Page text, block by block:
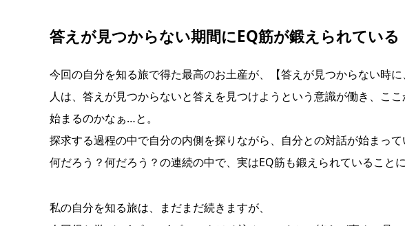
答えが見つからない期間にEQ筋が鍛えられている
今回の自分を知る旅で得た最高のお土産が、【答えが見つからない時に
人は、答えが見つからないと答えを見つけようという意識が働き、こ
始まるのかなぁ…と。
探求する過程の中で自分の内側を探りながら、自分との対話が始まって
何だろう？何だろう？の連続の中で、実はEQ筋も鍛えられていることに
私の自分を知る旅は、まだまだ続きますが、